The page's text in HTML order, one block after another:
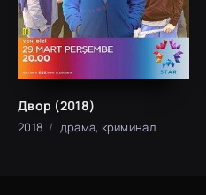
Двор (2018)
2018 драма, криминал